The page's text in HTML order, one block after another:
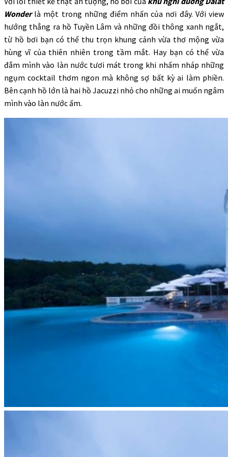
Wonderlà một trong những điểm nhấn của nơi đây. Với view
hướng thẳng ra hồ Tuyền Lâm và những đồi thông xanh ngắt,
từ hồ bơi bạn có thể thu trọn khung cảnh vừa thơ mộng vừa
hùng vĩ của thiên nhiên trong tầm mắt. Hay bạn có thể vừa
đắm mình vào làn nước tươi mát trong khi nhấm nháp những
ngụm cocktail thơm ngon mà không sợ bất kỳ ai làm phiền.
Bên cạnh hồ lớn là hai hồ Jacuzzi nhỏ cho những ai muốn ngâm
mình vào làn nước ấm.